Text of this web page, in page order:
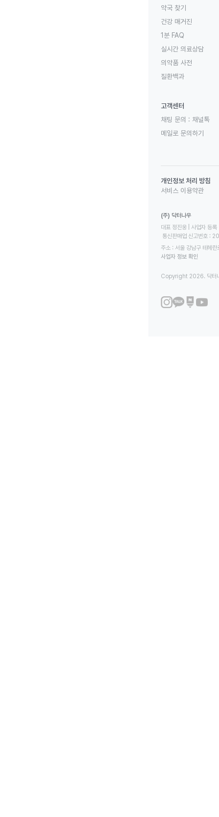
약국 찾기
건강 매거진
1분 FAQ
실시간 의료상담
의약품 사전
질환백과
고객센터
채팅 문의 : 채널톡
메일로 문의하기
개인정보 처리 방침
서비스 이용약관
(주) 닥터나우
대표 정진웅 | 사업자
통신판매업 신고번호
주소 : 서울 강남구 테헤
사업자 정보 확인
Copyright 2026. 닥터